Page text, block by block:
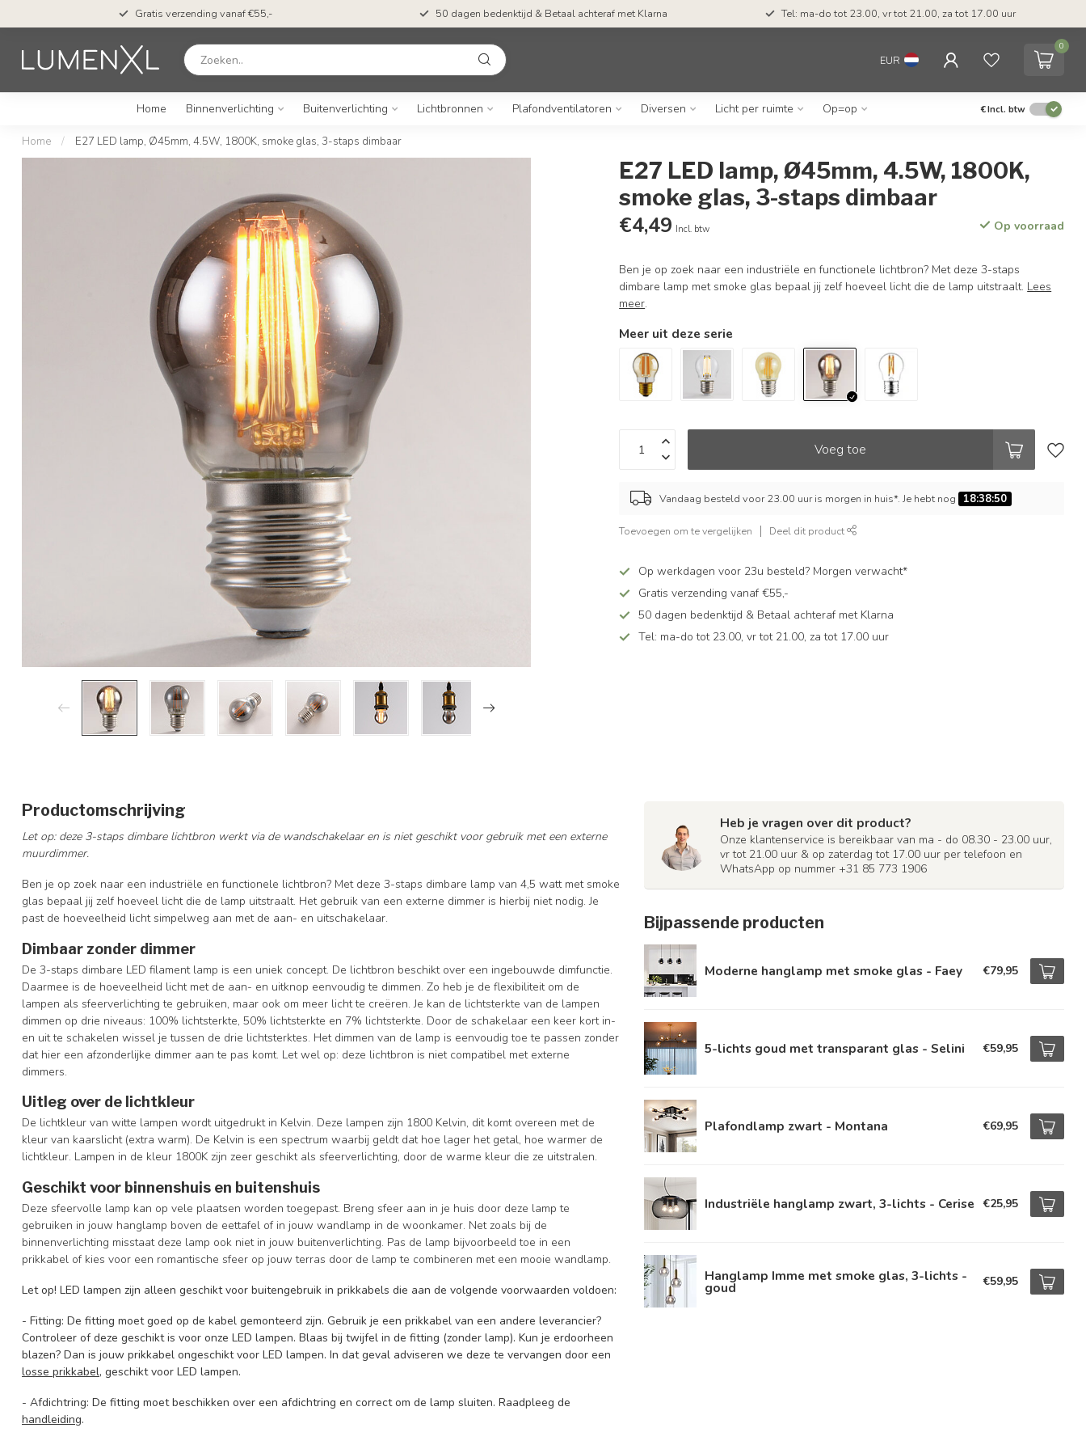
Gratis verzending vanaf €55,- 50 dagen bedenktijd & Betaal achteraf met Klarna Tel: ma-do tot 23.00, vr tot 21.00, za tot 17.00 uur
EUR
0
Home Binnenverlichting Buitenverlichting Lichtbronnen Plafondventilatoren Diversen Licht per ruimte Op=op €Incl. btw
Home / E27 LED lamp, Ø45mm, 4.5W, 1800K, smoke glas, 3-staps dimbaar
E27 LED lamp, Ø45mm, 4.5W, 1800K,
smoke glas, 3-staps dimbaar
€4,49 Incl. btw Op voorraad
Ben je op zoek naar een industriële en functionele lichtbron? Met deze 3-staps
dimbare lamp met smoke glas bepaal jij zelf hoeveel licht die de lamp uitstraalt. Lees
meer.
Meer uit deze serie
Voeg toe
Vandaag besteld voor 23.00 uur is morgen in huis*. Je hebt nog 18:38:49
Toevoegen om te vergelijken Deel dit product
Op werkdagen voor 23u besteld? Morgen verwacht*
Gratis verzending vanaf €55,-
50 dagen bedenktijd & Betaal achteraf met Klarna
Tel: ma-do tot 23.00, vr tot 21.00, za tot 17.00 uur
Productomschrijving
Let op: deze 3-staps dimbare lichtbron werkt via de wandschakelaar en is niet geschikt voor gebruik met een externe
muurdimmer.
Ben je op zoek naar een industriële en functionele lichtbron? Met deze 3-staps dimbare lamp van 4,5 watt met smoke
glas bepaal jij zelf hoeveel licht die de lamp uitstraalt. Het gebruik van een externe dimmer is hierbij niet nodig. Je
past de hoeveelheid licht simpelweg aan met de aan- en uitschakelaar.
Dimbaar zonder dimmer
De 3-staps dimbare LED filament lamp is een uniek concept. De lichtbron beschikt over een ingebouwde dimfunctie.
Daarmee is de hoeveelheid licht met de aan- en uitknop eenvoudig te dimmen. Zo heb je de flexibiliteit om de
lampen als sfeerverlichting te gebruiken, maar ook om meer licht te creëren. Je kan de lichtsterkte van de lampen
dimmen op drie niveaus: 100% lichtsterkte, 50% lichtsterkte en 7% lichtsterkte. Door de schakelaar een keer kort in-
en uit te schakelen wissel je tussen de drie lichtsterktes. Het dimmen van de lamp is eenvoudig toe te passen zonder
dat hier een afzonderlijke dimmer aan te pas komt. Let wel op: deze lichtbron is niet compatibel met externe
dimmers.
Uitleg over de lichtkleur
De lichtkleur van witte lampen wordt uitgedrukt in Kelvin. Deze lampen zijn 1800 Kelvin, dit komt overeen met de
kleur van kaarslicht (extra warm). De Kelvin is een spectrum waarbij geldt dat hoe lager het getal, hoe warmer de
lichtkleur. Lampen in de kleur 1800K zijn zeer geschikt als sfeerverlichting, door de warme kleur die ze uitstralen.
Geschikt voor binnenshuis en buitenshuis
Deze sfeervolle lamp kan op vele plaatsen worden toegepast. Breng sfeer aan in je huis door deze lamp te
gebruiken in jouw hanglamp boven de eettafel of in jouw wandlamp in de woonkamer. Net zoals bij de
binnenverlichting misstaat deze lamp ook niet in jouw buitenverlichting. Pas de lamp bijvoorbeeld toe in een
prikkabel of kies voor een romantische sfeer op jouw terras door de lamp te combineren met een mooie wandlamp.
Let op! LED lampen zijn alleen geschikt voor buitengebruik in prikkabels die aan de volgende voorwaarden voldoen:
- Fitting: De fitting moet goed op de kabel gemonteerd zijn. Gebruik je een prikkabel van een andere leverancier?
Controleer of deze geschikt is voor onze LED lampen. Blaas bij twijfel in de fitting (zonder lamp). Kun je erdoorheen
blazen? Dan is jouw prikkabel ongeschikt voor LED lampen. In dat geval adviseren we deze te vervangen door een
losse prikkabel, geschikt voor LED lampen.
- Afdichtring: De fitting moet beschikken over een afdichtring en correct om de lamp sluiten. Raadpleeg de
handleiding.
Heb je vragen over dit product?
Onze klantenservice is bereikbaar van ma - do 08.30 - 23.00 uur,
vr tot 21.00 uur & op zaterdag tot 17.00 uur per telefoon en
WhatsApp op nummer +31 85 773 1906
Bijpassende producten
Moderne hanglamp met smoke glas - Faey €79,95
5-lichts goud met transparant glas - Selini €59,95
Plafondlamp zwart - Montana €69,95
Industriële hanglamp zwart, 3-lichts - Cerise €25,95
Hanglamp Imme met smoke glas, 3-lichts -
goud €59,95